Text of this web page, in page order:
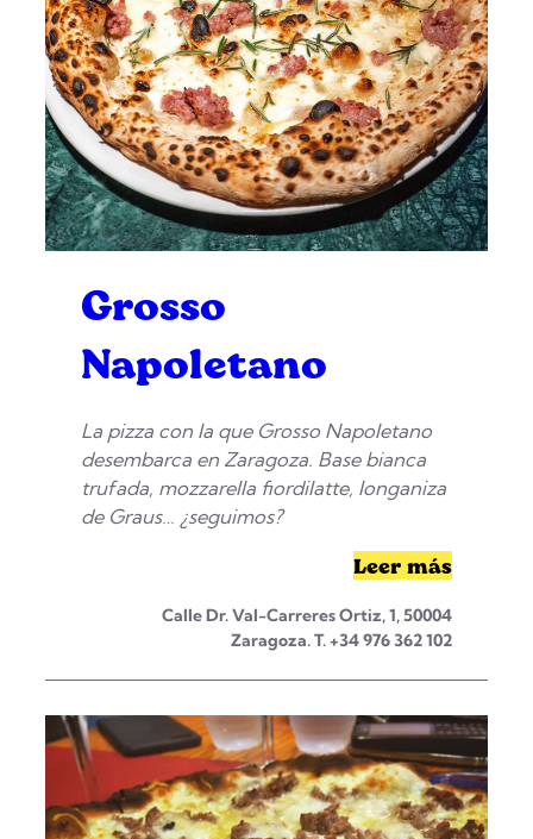
Grosso
Napoletano
La pizza con la que Grosso Napoletano
desembarca en Zaragoza. Base bianca
trufada, mozzarella fiordilatte, longaniza
de Graus… ¿seguimos?
Leer más
Calle Dr. Val-Carreres Ortiz, 1, 50004
Zaragoza. T. +34 976 362 102